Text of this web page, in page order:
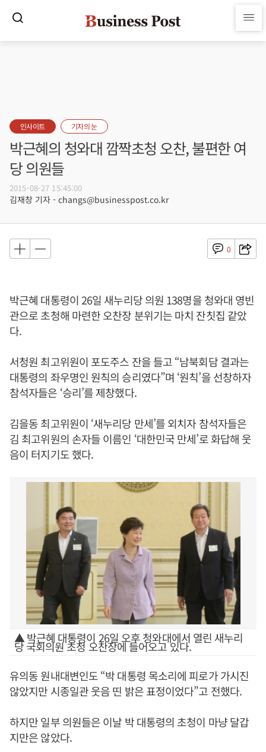
인사이트 기자의 눈
박근혜의 청와대 깜짝초청 오찬, 불편한 여
당 의원들
2015-08-27 15:45:00
김재창 기자 - changs@businesspost.co.kr
0
박근혜 대통령이 26일 새누리당 의원 138명을 청와대 영빈
관으로 초청해 마련한 오찬장 분위기는 마치 잔칫집 같았
다.
서청원 최고위원이 포도주스 잔을 들고 “남북회담 결과는
대통령의 좌우명인 원칙의 승리였다”며 ‘원칙’을 선창하자
참석자들은 ‘승리’를 제창했다.
김을동 최고위원이 ‘새누리당 만세’를 외치자 참석자들은
김 최고위원의 손자들 이름인 ‘대한민국 만세’로 화답해 웃
음이 터지기도 했다.
▲ 박근혜 대통령이 26일 오후 청와대에서 열린 새누리
당 국회의원 초청 오찬장에 들어오고 있다.
유의동 원내대변인도 “박 대통령 목소리에 피로가 가시진
않았지만 시종일관 웃음 띤 밝은 표정이었다”고 전했다.
하지만 일부 의원들은 이날 박 대통령의 초청이 마냥 달갑
지만은 않았다.